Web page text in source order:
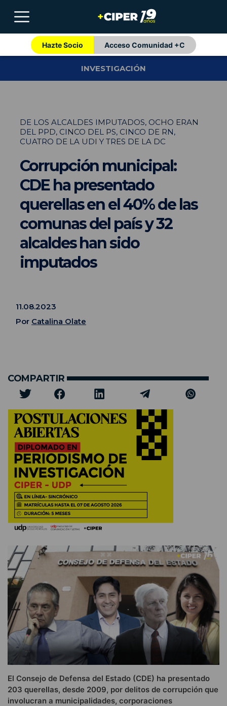
Hazte Socio Acceso Comunidad +C
INVESTIGACIÓN
DE LOS ALCALDES IMPUTADOS, OCHO ERAN
DEL PPD, CINCO DEL PS, CINCO DE RN,
CUATRO DE LA UDI Y TRES DE LA DC
Corrupción municipal:
CDE ha presentado
querellas en el 40% de las
comunas del país y 32
alcaldes han sido
imputados
11.08.2023
Por Catalina Olate
COMPARTIR
El Consejo de Defensa del Estado (CDE) ha presentado
203 querellas, desde 2009, por delitos de corrupción que
involucran a municipalidades, corporaciones